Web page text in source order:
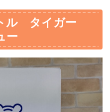
ル タイガー
ー